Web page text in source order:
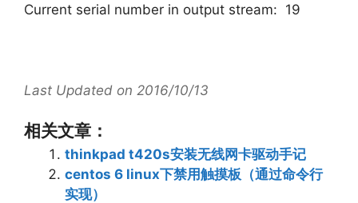
Current serial number in output stream: 19
Last Updated on 2016/10/13
相关文章：
thinkpad t420s安装无线网卡驱动手记
centos 6 linux下禁用触摸板（通过命令行
实现）